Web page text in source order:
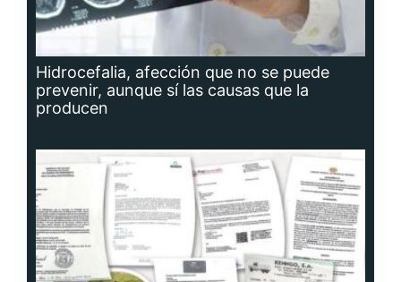
Hidrocefalia, afección que no se puede
prevenir, aunque sí las causas que la
producen